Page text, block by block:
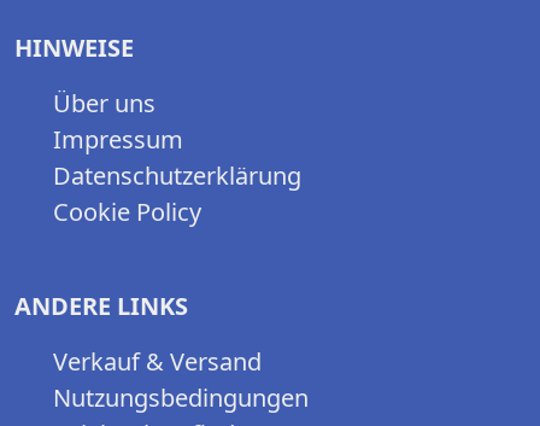
HINWEISE
Über uns
Impressum
Datenschutzerklärung
Cookie Policy
ANDERE LINKS
Verkauf & Versand
Nutzungsbedingungen